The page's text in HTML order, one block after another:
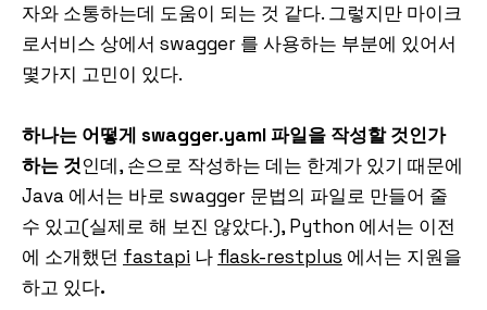
자와 소통하는데 도움이 되는 것 같다. 그렇지만 마이크
로서비스 상에서 swagger 를 사용하는 부분에 있어서
몇가지 고민이 있다.
하나는 어떻게 swagger.yaml 파일을 작성할 것인가
하는 것인데, 손으로 작성하는 데는 한계가 있기 때문에
Java 에서는 바로 swagger 문법의 파일로 만들어 줄
수 있고(실제로 해 보진 않았다.), Python 에서는 이전
에 소개했던 fastapi 나 flask-restplus 에서는 지원을
하고 있다.